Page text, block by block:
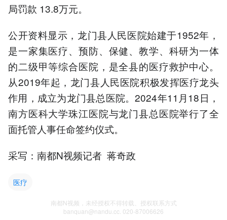
局罚款 13.8万元。
公开资料显示，龙门县人民医院始建于1952年，
是一家集医疗、预防、保健、教学、科研为一体
的二级甲等综合医院，是全县的医疗救护中心。
从2019年起，龙门县人民医院积极发挥医疗龙头
作用，成立为龙门县总医院。2024年11月18日，
南方医科大学珠江医院与龙门县总医院举行了全
面托管人事任命签约仪式。
采写：南都N视频记者 蒋奇政
医疗
南都N视频，未经授权不得转载、授权联系方式
banquan@nandu.cc. 020-87006626